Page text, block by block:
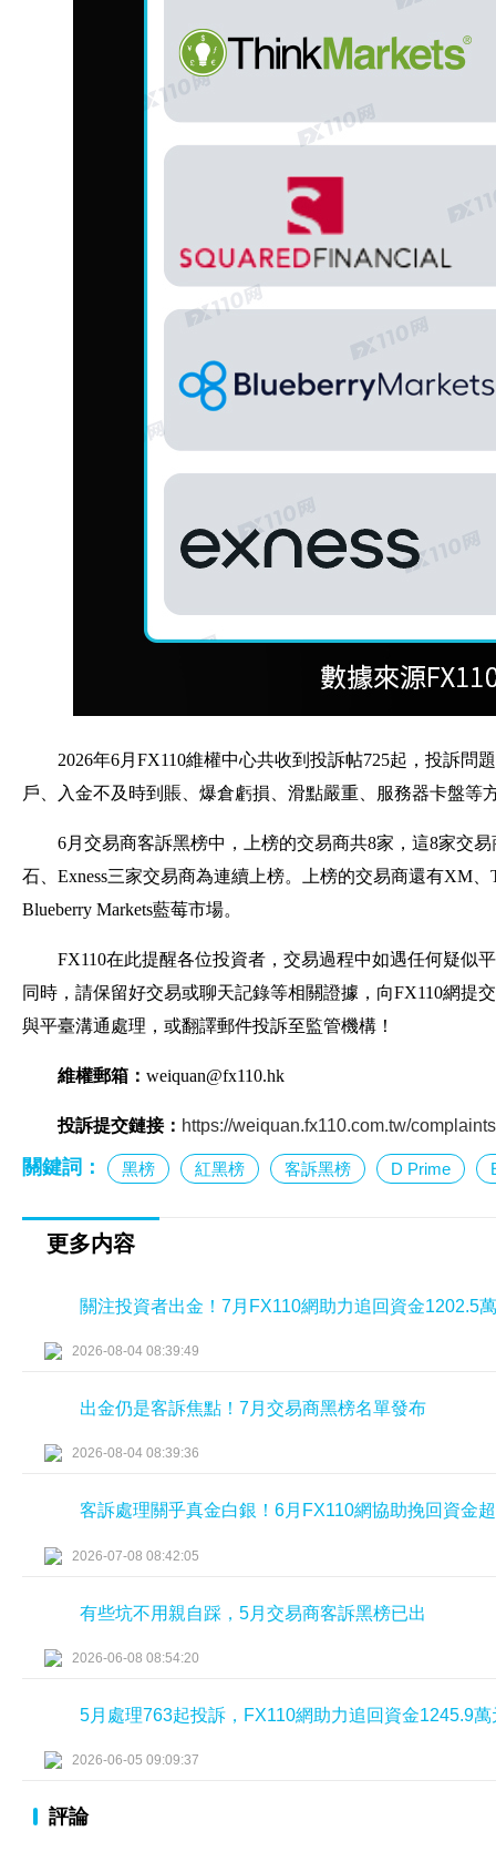
2026年6月FX110維權中心共收到投訴帖725起，投訴
戶、入金不及時到賬、爆倉虧損、滑點嚴重、服務器卡盤等
6月交易商客訴黑榜中，上榜的交易商共8家，這8家交易
石、Exness三家交易商為連續上榜。上榜的交易商還有XM、
Blueberry Markets藍莓市場。
FX110在此提醒各位投資者，交易過程中如遇任何疑似
同時，請保留好交易或聊天記錄等相關證據，向FX110網提
與平臺溝通處理，或翻譯郵件投訴至監管機構！
維權郵箱： weiquan@fx110.hk
投訴提交鏈接： https://weiquan.fx110.com.tw/
關鍵詞： 黑榜 紅黑榜 客訴黑榜 D Prime
更多内容
關注投資者出金！7月FX110網助力追回資金1202.5
2026-08-04 08:39:49
出金仍是客訴焦點！7月交易商黑榜名單發布
2026-08-04 08:39:36
客訴處理關乎真金白銀！6月FX110網協助挽回資金
2026-07-08 08:42:05
有些坑不用親自踩，5月交易商客訴黑榜已出
2026-06-08 08:54:20
5月處理763起投訴，FX110網助力追回資金1245.9萬
2026-06-05 09:09:37
評論